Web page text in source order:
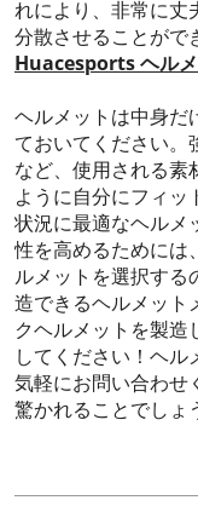
れにより、非常に丈
分散させることがで
Huacesports ヘル
ヘルメットは中身だ
ておいてください。
など、使用される素
ように自分にフィッ
状況に最適なヘルメ
性を高めるためには
ルメットを選択する
造できるヘルメット
クヘルメットを製
してください！ヘ
気軽にお問い合わせ
驚かれることでしょ